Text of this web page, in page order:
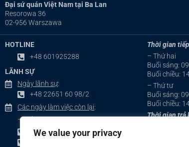
We value your privacy
Đại sứ quán Việt Nam tại Ba Lan
Resorowa 36
02-956 Warszawa
HOTLINE
+48 601925288
LÃNH SỰ
Ngày lãnh sự:
+48 22651 60 98/2
Các ngày làm việc còn lại:
– Tiếng Ba Lan:
+48 22651 60 98/11 hoặc
Thời gian
– Thứ hai
Buổi sáng:
Buổi chiều:
– Thứ tư
Buổi sáng:
Buổi chiều:
Thời gian trả